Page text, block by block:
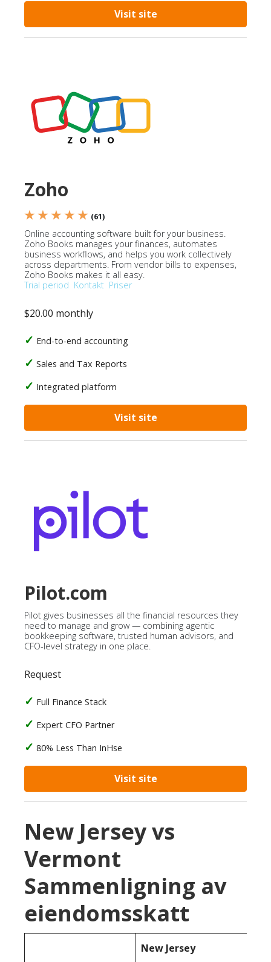
Visit site
Zoho
★ ★ ★ ★ ★ (61)
Online accounting software built for your business.
Zoho Books manages your finances, automates
business workflows, and helps you work collectively
across departments. From vendor bills to expenses,
Zoho Books makes it all easy.
Trial period Kontakt Priser
$20.00 monthly
End-to-end accounting
Sales and Tax Reports
Integrated platform
Visit site
Pilot.com
Pilot gives businesses all the financial resources they
need to manage and grow — combining agentic
bookkeeping software, trusted human advisors, and
CFO-level strategy in one place.
Request
Full Finance Stack
Expert CFO Partner
80% Less Than InHse
Visit site
New Jersey vs
Vermont
Sammenligning av
eiendomsskatt
New Jersey